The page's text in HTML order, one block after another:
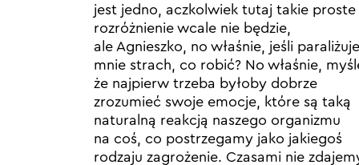
jest jedno, aczkolwiek tutaj takie proste
rozróżnienie wcale nie będzie,
ale Agnieszko, no właśnie, jeśli paraliżuje
mnie strach, co robić? No właśnie,
że najpierw trzeba byłoby dobrze
zrozumieć swoje emocje, które są taką
naturalną reakcją naszego organizmu
na coś, co postrzegamy jako jakiegoś
rodzaju zagrożenie. Czasami nie